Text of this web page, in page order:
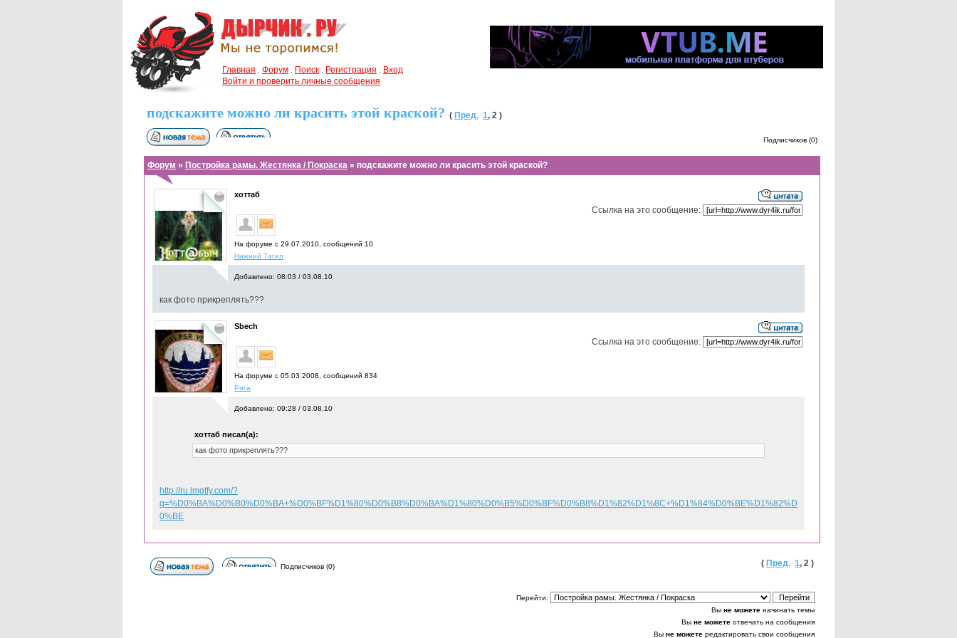
Главная . Форум . Поиск . Регистрация . Вход
Войти и проверить личные сообщения
подскажите можно ли красить этой краской? ( Пред. 1, 2 )
Подписчиков (0)
Форум » Постройка рамы. Жестянка / Покраска » подскажите можно ли красить этой краской?
хоттаб
На форуме с 29.07.2010, cообщений 10
Нижний Тагил
Ссылка на это сообщение:
Добавлено: 08:03 / 03.08.10
как фото прикреплять???
Sbech
На форуме с 05.03.2008, cообщений 834
Рига
Ссылка на это сообщение:
Добавлено: 09:28 / 03.08.10
хоттаб писал(а):
как фото прикреплять???
http://ru.lmgtfy.com/?
q=%D0%BA%D0%B0%D0%BA+%D0%BF%D1%80%D0%B8%D0%BA%D1%80%D0%B5%D0%BF%D0%B8%D1%82%D1%8C+%D1%84%D0%BE%D1%82%D
0%BE
Подписчиков (0) ( Пред. 1, 2 )
Перейти:
Вы не можете начинать темы
Вы не можете отвечать на сообщения
Вы не можете редактировать свои сообщения